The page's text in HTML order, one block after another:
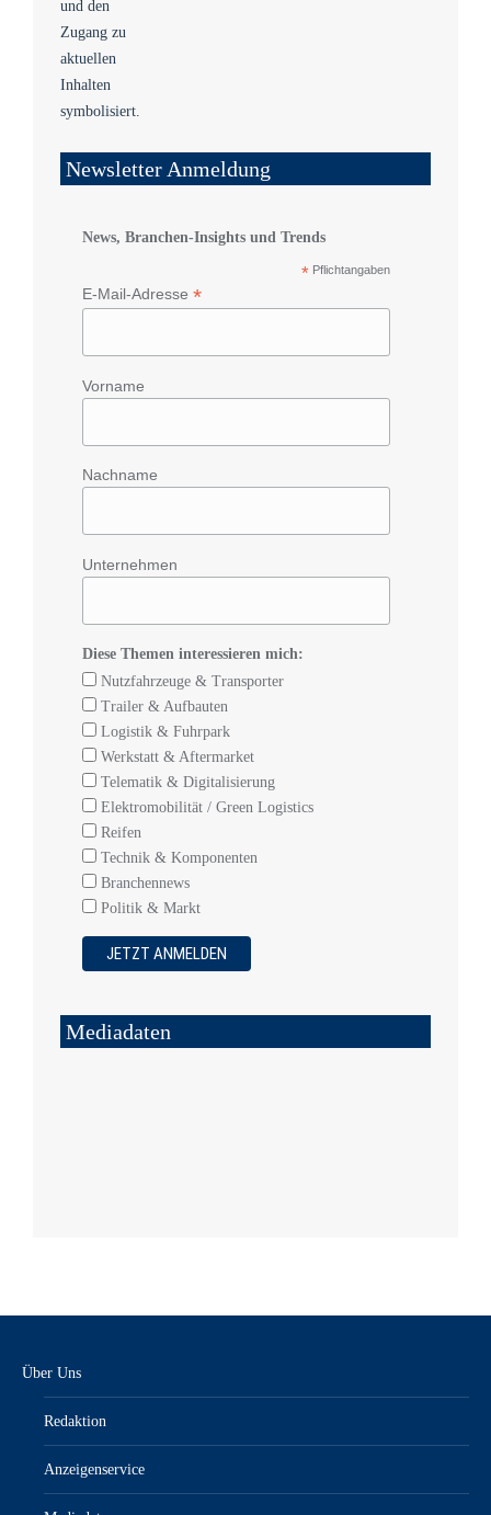
Newsletter Anmeldung
News, Branchen-Insights und Trends
* Pflichtangaben
E-Mail-Adresse *
Vorname
Nachname
Unternehmen
Diese Themen interessieren mich:
Nutzfahrzeuge & Transporter
Trailer & Aufbauten
Logistik & Fuhrpark
Werkstatt & Aftermarket
Telematik & Digitalisierung
Elektromobilität / Green Logistics
Reifen
Technik & Komponenten
Branchennews
Politik & Markt
Mediadaten
Über Uns
Redaktion
Anzeigenservice